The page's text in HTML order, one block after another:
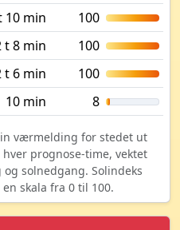
10 min
100
t 8 min
100
t 6 min
100
10 min 8
værmelding for stedet ut
prognose-time, vektet
solnedgang. Solindeks
skala fra 0 til 100.